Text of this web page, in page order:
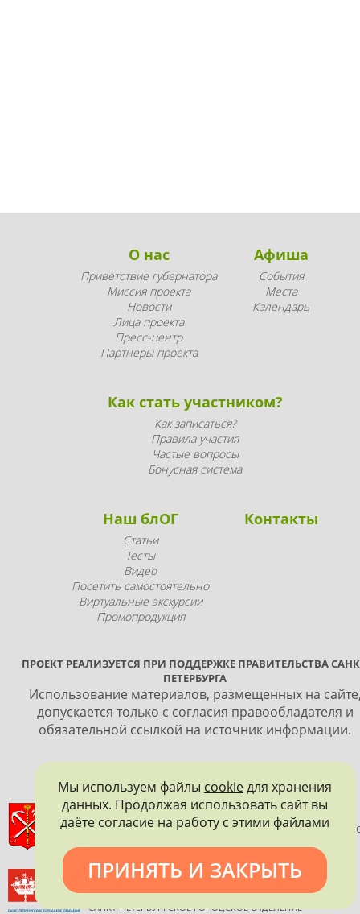
О нас
Приветствие губернатора
Миссия проекта
Новости
Лица проекта
Пресс-центр
Партнеры проекта
Афиша
События
Места
Календарь
Как стать участником?
Как записаться?
Правила участия
Частые вопросы
Бонусная система
Наш блОГ
Статьи
Тесты
Видео
Посетить самостоятельно
Виртуальные экскурсии
Промопродукция
Контакты
ПРОЕКТ РЕАЛИЗУЕТСЯ ПРИ ПОДДЕРЖКЕ ПРАВИТЕЛЬСТВА
ПЕТЕРБУРГА
Использование материалов, размещенных на
допускается только с согласия правообладателя и
обязательной ссылкой на источник информации.
ПРАВИТЕЛЬСТВО САНКТ-ПЕТЕРБУРГА
КОМИТЕТ ПО ГОСУДАРСТВЕННОМУ КОНТРОЛЮ,
ВСЕРОССИЙСКОЕ ОБЩЕСТВО ОХРАНЫ ПАМЯТНИКОВ
САНКТ-ПЕТЕРБУРГСКОЕ ГОРОДСКОЕ ОТДЕЛЕНИЕ
Мы используем файлы cookieдля хранения
данных. Продолжая использовать сайт вы
даёте согласие на работу с этими файлами
ПРИНЯТЬ И ЗАКРЫТЬ